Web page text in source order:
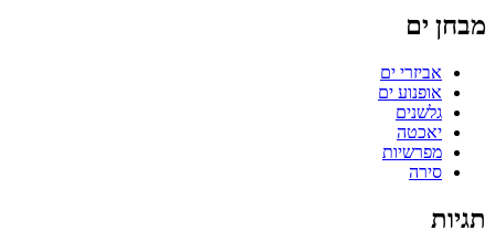
מבחן ים
אביזרי ים
אופנוע ים
גלשנים
יאכטה
מפרשיות
סירה
תגיות